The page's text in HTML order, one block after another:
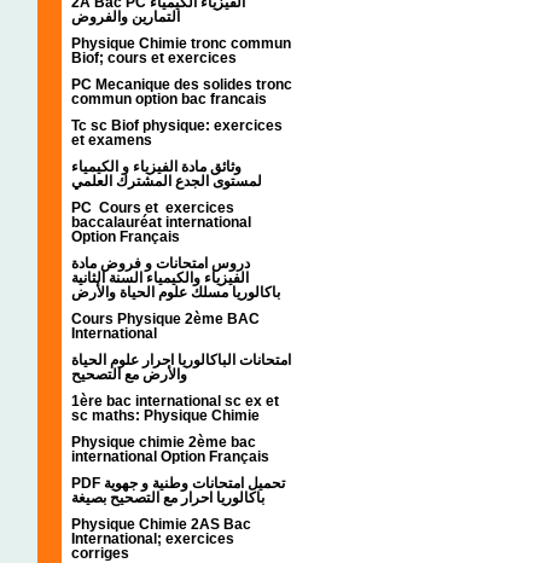
التمارين والفروض
Physique Chimie tronc commun
Biof; cours et exercices
PC Mecanique des solides tronc
commun option bac francais
Tc sc Biof physique: exercices
et examens
وثائق مادة الفيزياء و الكيمياء
PC Cours et exercices
baccalauréat international
Option Français
دروس امتحانات و فروض مادة
الفيزياء والكيمياء السنة الثانية
باكالوريا مسلك علوم الحياة والأرض
Cours Physique 2ème BAC
International
امتحانات الباكالوريا احرار علوم الحياة
والأرض مع التصحيح
1ère bac international sc ex et
sc maths: Physique Chimie
Physique chimie 2ème bac
international Option Français
PDF تحميل امتحانات وطنية و جهوية
باكالوريا احرار مع التصحيح بصيغة
Physique Chimie 2AS Bac
International; exercices
corriges